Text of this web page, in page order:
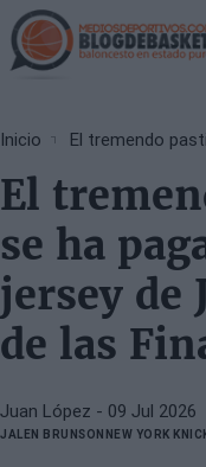
Skip
to
main
Inicio
El
se ha
jersey de
de las
Juan López - 09 Jul 2026
JALEN BRUNSON NEW YORK